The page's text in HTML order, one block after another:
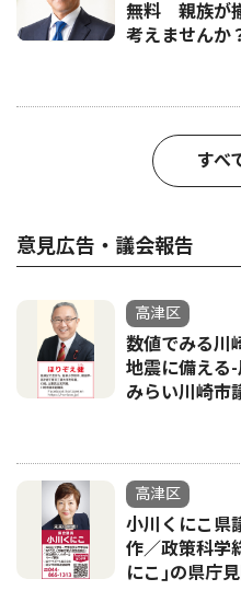
無料 親族が
考えませんか
すべ
意見広告・議会報告
高津区
数値でみる
地震に備える
みらい川崎市
高津区
小川くにこ県
作／政策科
にこ｣の県庁